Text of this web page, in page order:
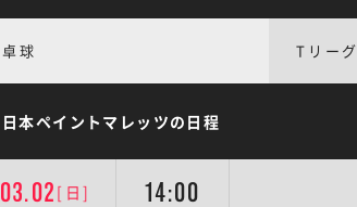
卓球 Tリーグ
日本ペイントマレッツの日程
03.02 [日] 14:00